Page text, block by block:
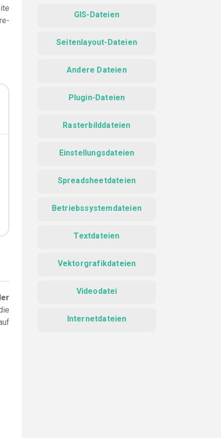
GIS-Dateien
Seitenlayout-Dateien
Andere Dateien
Plugin-Dateien
Rasterbilddateien
Einstellungsdateien
Spreadsheetdateien
Betriebssystemdateien
Textdateien
Vektorgrafikdateien
Videodatei
Internetdateien